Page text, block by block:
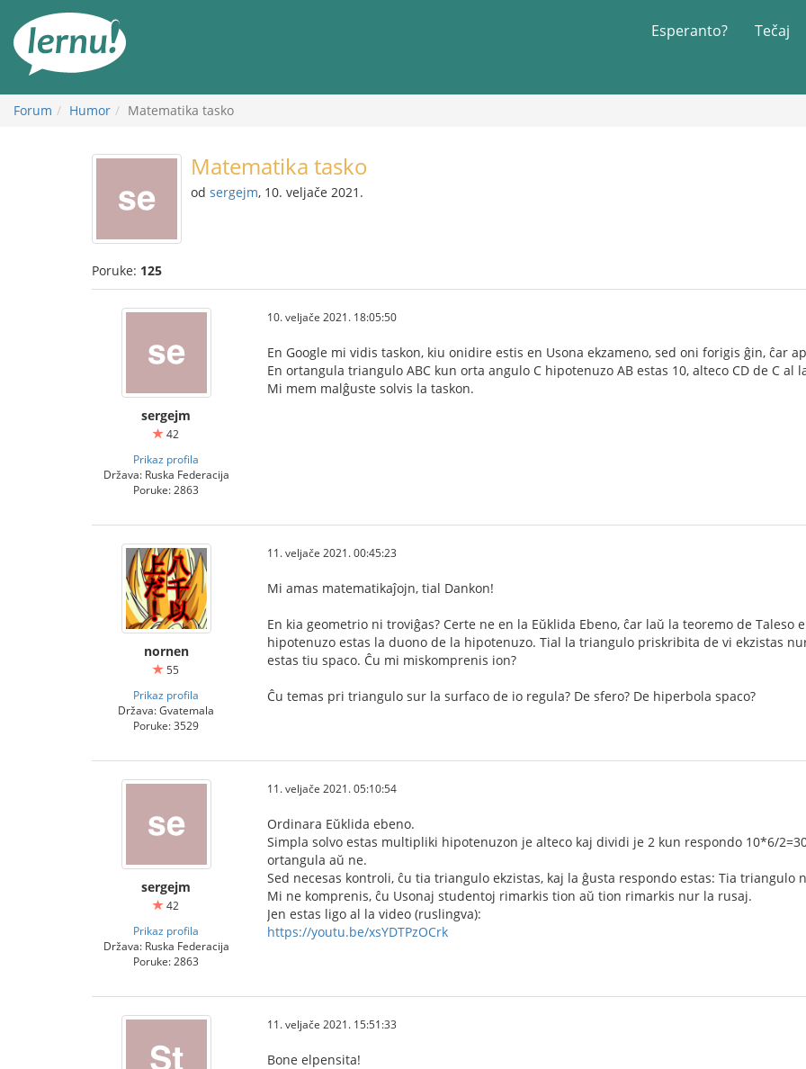
Esperanto? Tečaj
Forum Humor Matematika tasko
Matematika tasko
od sergejm, 10. veljače 2021.
Poruke: 125
sergejm
42
Prikaz profila
Država: Ruska Federacija
Poruke: 2863
10. veljače 2021. 18:05:50
En Google mi vidis taskon, kiu onidire estis en Usona ekzameno, sed oni forigis ĝin, ĉar
En ortangula triangulo ABC kun orta angulo C hipotenuzo AB estas 10, alteco CD de C
Mi mem malĝuste solvis la taskon.
nornen
55
Prikaz profila
Država: Gvatemala
Poruke: 3529
11. veljače 2021. 00:45:23
Mi amas matematikaĵojn, tial Dankon!
En kia geometrio ni troviĝas? Certe ne en la Eŭklida Ebeno, ĉar laŭ la teoremo de
hipotenuzo estas la duono de la hipotenuzo. Tial la triangulo priskribita de vi ekzistas
estas tiu spaco. Ĉu mi miskomprenis ion?
Ĉu temas pri triangulo sur la surfaco de io regula? De sfero? De hiperbola spaco?
sergejm
42
Prikaz profila
Država: Ruska Federacija
Poruke: 2863
11. veljače 2021. 05:10:54
Ordinara Eŭklida ebeno.
Simpla solvo estas multipliki hipotenuzon je alteco kaj dividi je 2 kun respondo 10*6/
ortangula aŭ ne.
Sed necesas kontroli, ĉu tia triangulo ekzistas, kaj la ĝusta respondo estas: Tia triangulo
Mi ne komprenis, ĉu Usonaj studentoj rimarkis tion aŭ tion rimarkis nur la rusaj.
Jen estas ligo al la video (ruslingva):
https://youtu.be/xsYDTPzOCrk
11. veljače 2021. 15:51:33
Bone elpensita!